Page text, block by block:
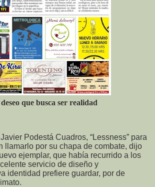
que busca ser realidad
Podestá Cuadros, “Lessness” para
llamarlo por su chapa de combate, dijo
ejemplar, que había recurrido a los
servicio de diseño y
identidad prefiere guardar, por de